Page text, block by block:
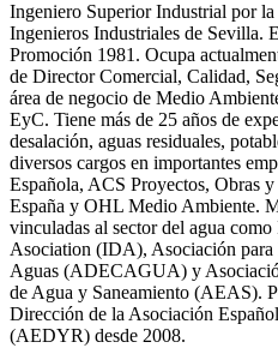
Ingeniero Superior Industrial por
Ingenieros Industriales de Sevilla.
Promoción 1981. Ocupa
de Director Comercial, Calidad,
área de negocio de Medio
EyC. Tiene más de 25 años de
desalación, aguas residuales,
diversos cargos en importantes
Española, ACS Proyectos, Obras
España y OHL Medio Ambiente.
vinculadas al sector del agua
Asociation (IDA), Asociación para
Aguas (ADECAGUA) y
de Agua y Saneamiento (AEAS).
Dirección de la Asociación
(AEDYR) desde 2008.